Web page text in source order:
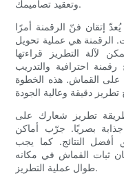
وتعقيد تصاميمك.
يُعدّ إتقان فنّ الرقمنة أمرًا
الرقمنة هي عملية تحويل
لآلة التطريز قراءتها
احترافية والتدريب
على القماش. هذه الخطوة
تطريز شعارك على
جذابة بصريًا. جرّب أماكن
أفضل النتائج. كما يجب
ثبات القماش في مكانه
طوال عملية التطريز.